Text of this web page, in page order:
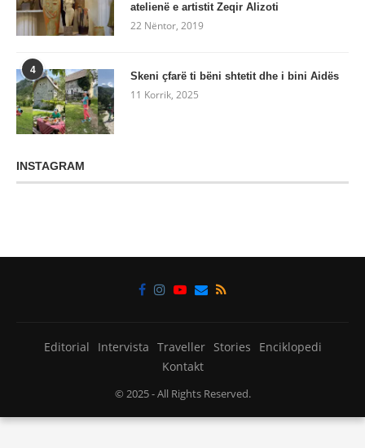
atelienë e artistit Zeqir Alizoti
22 Nëntor, 2019
4 Skeni çfarë ti bëni shtetit dhe i bini Aidës
11 Korrik, 2025
INSTAGRAM
Editorial Intervista Traveller Stories
Enciklopedi
Kontakt
© 2025- All Rights Reserved.